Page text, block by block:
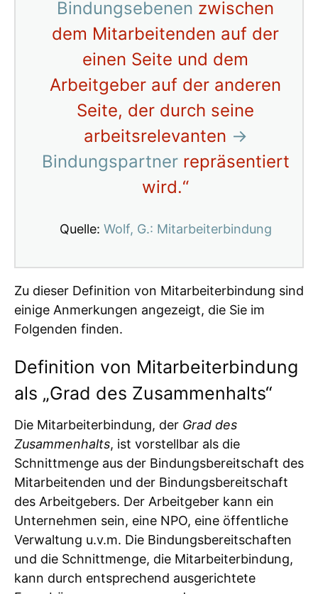
Bindungsebenen zwischen
dem Mitarbeitenden auf der
einen Seite und dem
Arbeitgeber auf der anderen
Seite, der durch seine
arbeitsrelevanten →
Bindungspartnerrepräsentiert
wird.“
Quelle: Wolf, G.: Mitarbeiterbindung
Zu dieser Definition von Mitarbeiterbindung sind
einige Anmerkungen angezeigt, die Sie im
Folgenden finden.
Definition von Mitarbeiterbindung
als „Grad des Zusammenhalts“
Die Mitarbeiterbindung, der Grad des
Zusammenhalts, ist vorstellbar als die
Schnittmenge aus der Bindungsbereitschaft des
Mitarbeitenden und der Bindungsbereitschaft
des Arbeitgebers. Der Arbeitgeber kann ein
Unternehmen sein, eine NPO, eine öffentliche
Verwaltung u.v.m. Die Bindungsbereitschaften
und die Schnittmenge, die Mitarbeiterbindung,
kann durch entsprechend ausgerichtete